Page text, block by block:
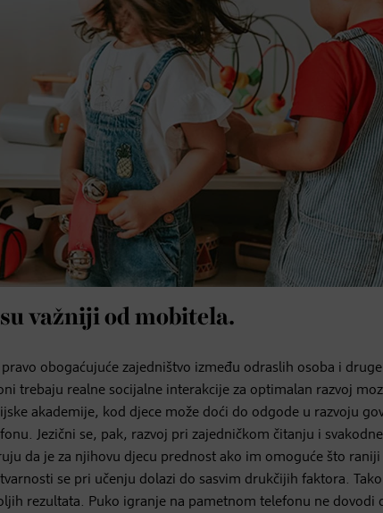
važniji od mobitela.
obogaćujuće zajedništvo između odraslih osoba i druge
trebaju realne socijalne interakcije za optimalan razvoj
akademije, kod djece može doći do odgode u razvoju
Jezični se, pak, razvoj pri zajedničkom čitanju i
da je za njihovu djecu prednost ako im omoguće što
se pri učenju dolazi do sasvim drukčijih faktora.
rezultata. Puko igranje na pametnom telefonu ne dovodi